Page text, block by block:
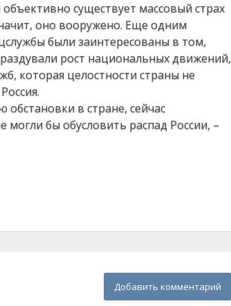
существует массовый страх
оно вооружено. Еще одним
были заинтересованы в том,
рост национальных движений,
которая целостности страны не
в стране, сейчас
бы обусловить распад России, –
Добавить комментарий